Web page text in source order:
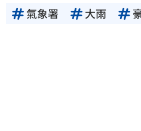
氣象署 大雨